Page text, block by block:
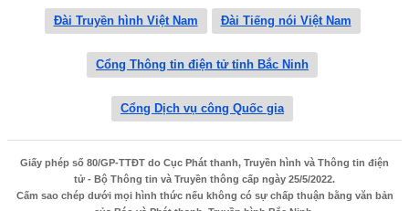
Đài Truyền hình Việt Nam Đài Tiếng nói Việt Nam
Cổng Thông tin điện tử tỉnh Bắc Ninh
Cổng Dịch vụ công Quốc gia
Giấy phép số 80/GP-TTĐT do Cục Phát thanh, Truyền hình và Thông tin điện
tử - Bộ Thông tin và Truyền thông cấp ngày 25/5/2022.
Cấm sao chép dưới mọi hình thức nếu không có sự chấp thuận bằng văn bản